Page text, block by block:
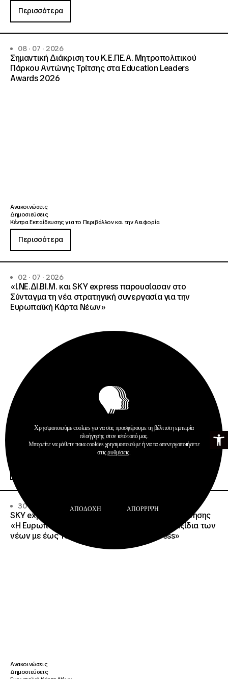
Ανοίξτε
Περισσότερα
08 · 07 · 2026
Σημαντική Διάκριση του Κ.Ε.ΠΕ.Α. Μητροπολιτικού
Πάρκου Αντώνης Τρίτσης στα Education Leaders
Awards 2026
Ανακοινώσεις
Δημοσιεύσεις
Κέντρα Εκπαίδευσης για το Περιβάλλον και την Αειφορία
Περισσότερα
02 · 07 · 2026
«Ι.ΝΕ.ΔΙ.ΒΙ.Μ. και SKY express παρουσίασαν στο
Σύνταγμα τη νέα στρατηγική συνεργασία για την
Ευρωπαϊκή Κάρτα Νέων»
Δημοσιεύσεις
30 · 06 · 2026
SKY express – Ίδρυμα Νεολαίας και Διά Βίου Μάθησης
«Η Ευρωπαϊκή Κάρτα Νέων απογειώνει τα ταξίδια των
νέων με έως 15% έκπτωση στη SKY express»
Ανακοινώσεις
Δημοσιεύσεις
Χρησιμοποιούμε cookies για να σας προσφέρουμε τη βέλτιστη εμπειρία
πλοήγησης στον ιστότοπό μας.
Μπορείτε να μάθετε ποια cookies χρησιμοποιούμε ή να τα απενεργοποιήσετε
στιςρυθμίσεις.
ΑΠΟΔΟΧΉ ΑΠΌΡΡΙΨΗ